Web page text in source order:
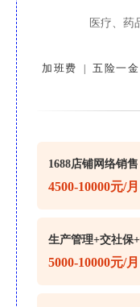
医疗、药
加班费 五险一金
1688店铺网络销
4500-10000元/月
生产管理+交社保
5000-10000元/月